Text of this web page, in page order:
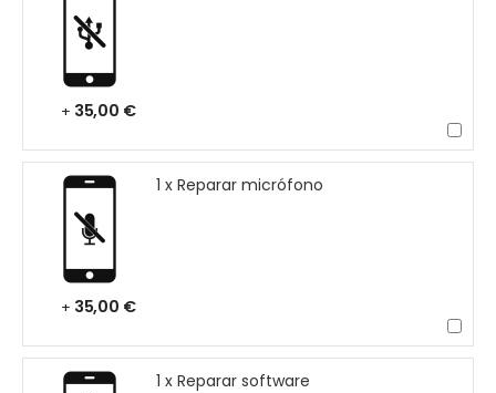
+ 35,00 €
1 x Reparar micrófono
+ 35,00 €
1 x Reparar software